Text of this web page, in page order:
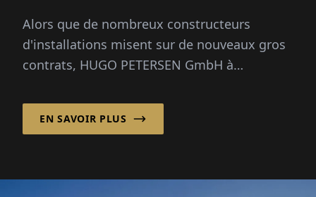
Alors que de nombreux constructeurs
d'installations misent sur de nouveaux gros
contrats, HUGO PETERSEN GmbH à
1990 sur l'opt...
EN SAVOIR PLUS